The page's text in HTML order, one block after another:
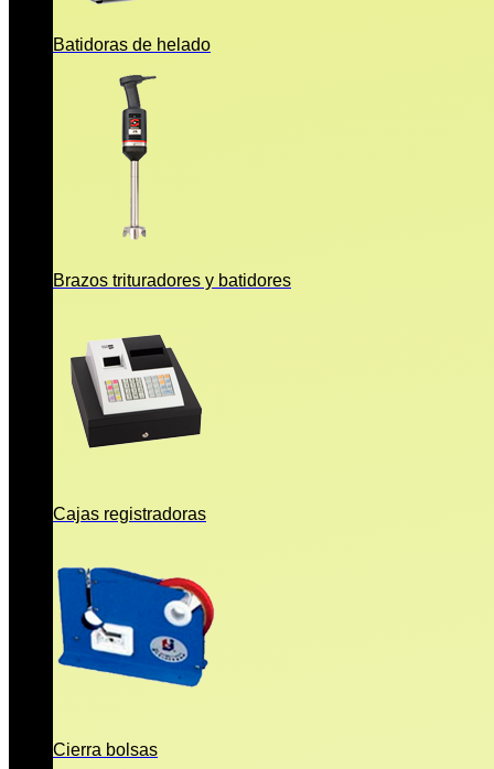
Batidoras de helado
Brazos trituradores y batidores
Cajas registradoras
Cierra bolsas